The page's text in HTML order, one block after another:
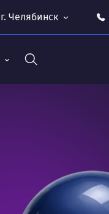
г. Челябинск